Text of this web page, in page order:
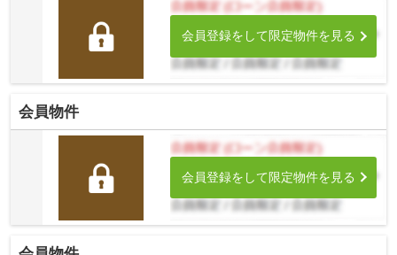
会員登録をして限定物件を見る
会員物件
会員登録をして限定物件を見る